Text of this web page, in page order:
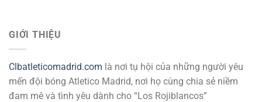
GIỚI THIỆU
Clbatleticomadrid.com là nơi tụ hội của những người yêu
mến đội bóng Atletico Madrid, nơi họ cùng chia sẻ niềm
đam mê và tình yêu dành cho “Los Rojiblancos”